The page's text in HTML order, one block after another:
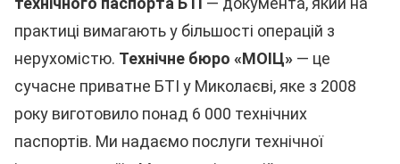
практиці вимагають у більшості операцій з
нерухомістю. Технічне бюро «МОІЦ» — це
сучасне приватне БТІ у Миколаєві, яке з 2008
року виготовило понад 6 000 технічних
паспортів. Ми надаємо послуги технічної